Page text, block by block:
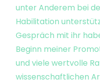
unter Anderem bei
Habilitation
Gespräch mit ihr
Beginn meiner
und viele wertvolle
wissenschaftlichen